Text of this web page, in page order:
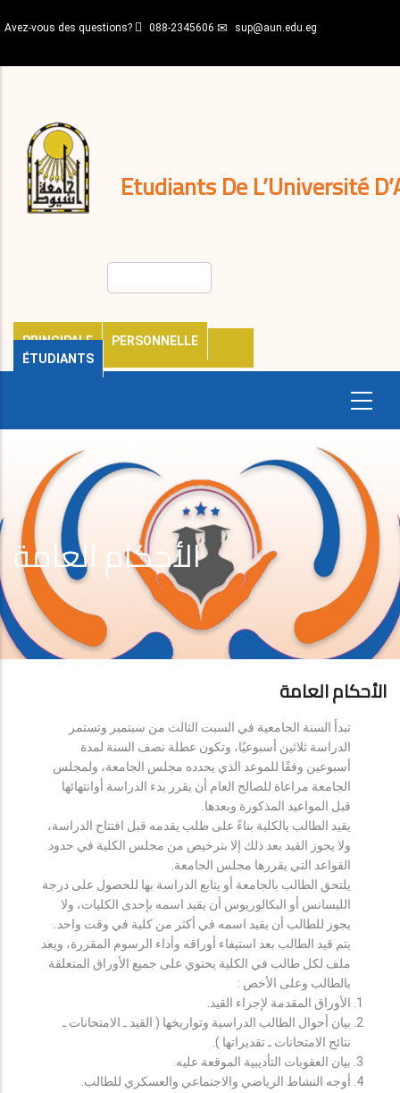
au
principal
Avez-vous des questions? 088-2345606 sup@aun.edu.eg
Etudiants De L’Université
PRINCIPALE
PERSONNELLE
ÉTUDIANTS
décisions
Expatriés
Journal
الأحكام العامة
الأحكام العامة
تبدأ السنة الجامعية في السبت الثالث من سبتمبر وتستمر
الدراسة ثلاثين أسبوعيًا، وتكون عطلة نصف السنة لمدة
أسبوعين وفقًا للموعد الذي يحدده مجلس الجامعة، ولمجلس
الجامعة مراعاة للصالح العام أن يقرر بدء الدراسة أوانتهائها
قبل المواعيد المذكورة وبعدها.
يقيد الطالب بالكلية بناءً على طلب يقدمه قبل افتتاح الدراسة،
ولا يجوز القيد بعد ذلك إلا بترخيص من مجلس الكلية في حدود
القواعد التي يقررها مجلس الجامعة.
يلتحق الطالب بالجامعة أو يتابع الدراسة بها للحصول على درجة
الليسانس أو البكالوريوس أن يقيد اسمه بإحدى الكليات، ولا
يجوز للطالب أن يقيد اسمه في أكثر من كلية في وقت واحد.
يتم قيد الطالب بعد استيفاء أوراقه وأداء الرسوم المقررة، ويعد
ملف لكل طالب في الكلية يحتوي على جميع الأوراق المتعلقة
بالطالب وعلى الأخص :
الأوراق المقدمة لإجراء القيد.
بيان أحوال الطالب الدراسية وتواريخها ( القيد ـ الامتحانات ـ
نتائح الامتحانات ـ تقديراتها ).
بيان العقوبات التأديبية الموقعة عليه.
أوجه النشاط الرياضي والاجتماعي والعسكري للطالب.